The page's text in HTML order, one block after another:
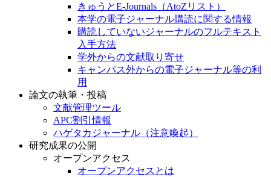
きゅうとE-Journals（AtoZリスト）
本学の電子ジャーナル購読に関する情報
購読していないジャーナルのフルテキスト
入手方法
学外からの文献取り寄せ
キャンパス外からの電子ジャーナル等の利
用
論文の執筆・投稿
文献管理ツール
APC割引情報
ハゲタカジャーナル（注意喚起）
研究成果の公開
オープンアクセス
オープンアクセスとは